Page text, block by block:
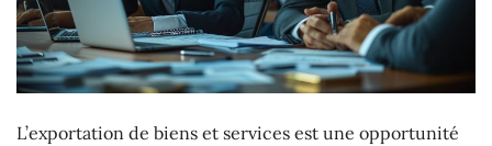
L’exportation de biens et services est une opportunité